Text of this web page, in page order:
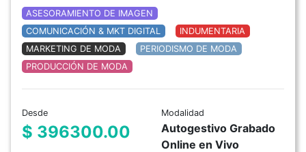
ASESORAMIENTO DE IMAGEN
COMUNICACIÓN & MKT DIGITAL
INDUMENTARIA
MARKETING DE MODA
PERIODISMO DE MODA
PRODUCCIÓN DE MODA
Desde
$ 396300.00
Modalidad
Autogestivo Grabado
Online en Vivo